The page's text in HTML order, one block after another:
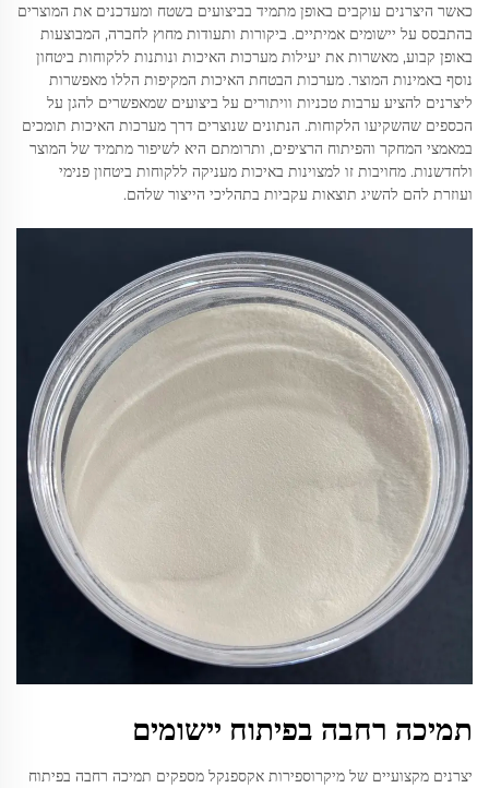
כאשר היצרנים עוקבים באופן מתמיד בביצועים בשטח ומעדכנים את המוצרים
בהתבסס על יישומים אמיתיים. ביקורות ותעודות מחוץ לחברה, המבוצעות
באופן קבוע, מאשרות את יעילות מערכות האיכות ונותנות ללקוחות ביטחון
נוסף באמינות המוצר. מערכות הבטחת האיכות המקיפות הללו מאפשרות
ליצרנים להציע ערבות טכניות וויתורים על ביצועים שמאפשרים להגן על
הכספים שהשקיעו הלקוחות. הנתונים שנוצרים דרך מערכות האיכות תומכים
במאמצי המחקר והפיתוח הרציפים, ותרומתם היא לשיפור מתמיד של המוצר
ולחדשנות. מחויבות זו למצוינות באיכות מעניקה ללקוחות ביטחון פנימי
ועוזרת להם להשיג תוצאות עקביות בתהליכי הייצור שלהם.
תמיכה רחבה בפיתוח יישומים
יצרנים מקצועיים של מיקרוספירות אקספנקל מספקים תמיכה רחבה בפיתוח